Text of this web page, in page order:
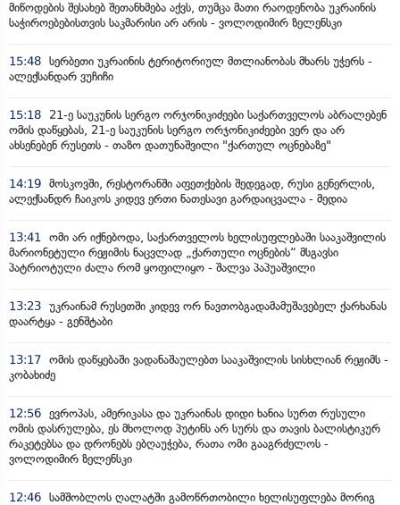
მიწოდების შესახებ შეთანხმება აქვს, თუმცა მათი რაოდენობა უკრაინის
საჭიროებებისთვის საკმარისი არ არის - ვოლოდიმირ ზელენსკი
15:48 სერბეთი უკრაინის ტერიტორიულ მთლიანობას მხარს უჭერს -
ალექსანდარ ვუჩიჩი
15:18
21-ე საუკუნის სერგო ორჯონიკიძეები საქართველოს აბრალებენ
ომის დაწყებას, 21-ე საუკუნის სერგო ორჯონიკიძეები ვერ და არ
ახსენებენ რუსეთს - თაზო დათუნაშვილი "ქართულ ოცნებაზე"
14:19 მოსკოვში, რესტორანში აფეთქების შედეგად, რუსი გენერლის,
ალექსანდრ ჩაიკოს კიდევ ერთი ნათესავი გარდაიცვალა - მედია
13:41 ომი არ იქნებოდა, საქართველოს ხელისუფლებაში სააკაშვილის
მარიონეტული რეჟიმის ნაცვლად „ქართული ოცნების“ მსგავსი
პატრიოტული ძალა რომ ყოფილიყო - შალვა პაპუაშვილი
13:23 უკრაინამ რუსეთში კიდევ ორ ნავთობგადამამუშავებელ ქარხანას
დაარტყა - გენშტაბი
13:17 ომის დაწყებაში ვადანაშაულებთ სააკაშვილის სისხლიან რეჟიმს -
კობახიძე
12:56 ევროპას, ამერიკასა და უკრაინას დიდი ხანია სურთ რუსული
ომის დასრულება, ეს მხოლოდ პუტინს არ სურს და თავის ბალისტიკურ
რაკეტებსა და დრონებს ებღაუჭება, რათა ომი გააგრძელოს -
ვოლოდიმირ ზელენსკი
12:46 სამშობლოს ღალატში გამოწრთობილი ხელისუფლება მორიგ